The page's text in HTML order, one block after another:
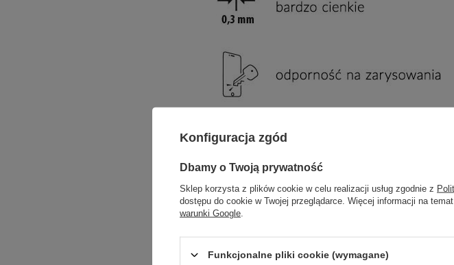
Konfiguracja zgód
Dbamy o Twoją prywatność
Sklep korzysta z plików cookie w celu realizacji usług zgodnie z
dostępu do cookie w Twojej przeglądarce. Więcej informacji na
warunki Google
Funkcjonalne pliki cookie (wymagane)